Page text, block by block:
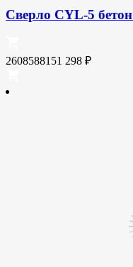
Сверло CYL-5
2608588151 298 ₽